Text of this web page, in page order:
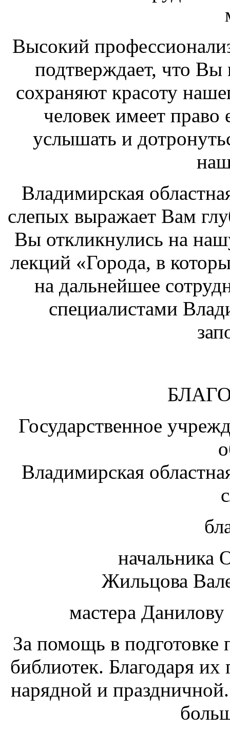
Высокий
подтверждает, что
сохраняют красоту
человек имеет право
услышать и
Владимирская
слепых выражает Вам
Вы откликнулись на
лекций «Города, в
на дальнейшее
специалистами
Государственное
Владимирская
начальника
Жильцова
мастера
За помощь в подготовке
библиотек. Благодаря
нарядной и